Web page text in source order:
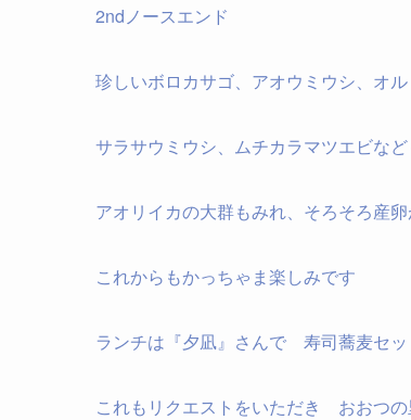
2ndノースエンド
珍しいボロカサゴ、アオウミウシ、オ
サラサウミウシ、ムチカラマツエビな
アオリイカの大群もみれ、そろそろ産
これからもかっちゃま楽しみです
ランチは『夕凪』さんで 寿司蕎麦セ
これもリクエストをいただき おおつ